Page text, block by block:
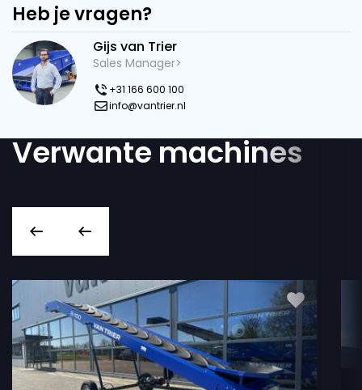
Heb je vragen?
Gijs van Trier
Sales Manager>
+31 166 600 100
info@vantrier.nl
Verwante machines